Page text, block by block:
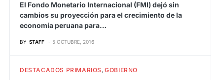
El Fondo Monetario Internacional (FMI) dejó sin
cambios su proyección para el crecimiento de la
economía peruana para…
BY STAFF 5 OCTUBRE, 2016
DESTACADOS PRIMARIOS GOBIERNO